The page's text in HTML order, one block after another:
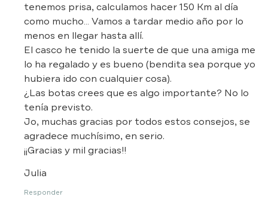
tenemos prisa, calculamos hacer 150 Km al día
como mucho… Vamos a tardar medio año por lo
menos en llegar hasta allí.
El casco he tenido la suerte de que una amiga me
lo ha regalado y es bueno (bendita sea porque yo
hubiera ido con cualquier cosa).
¿Las botas crees que es algo importante? No lo
tenía previsto.
Jo, muchas gracias por todos estos consejos, se
agradece muchísimo, en serio.
¡¡Gracias y mil gracias!!
Julia
Responder